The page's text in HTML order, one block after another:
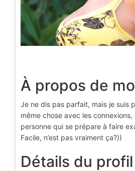
À propos de
Je ne dis pas parfait, mais je suis
même chose avec les connexions,
personne qui se prépare à faire
Facile, n’est pas vraiment ça?))
Détails du profil